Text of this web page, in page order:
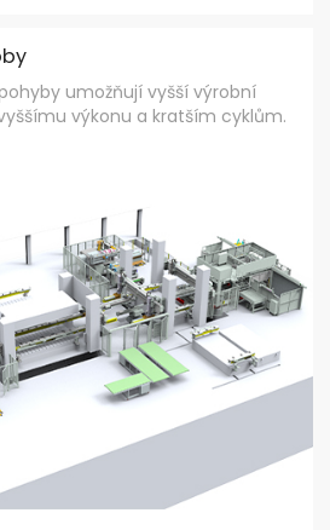
umožňují vyšší výrobní
výkonu a kratším cyklům.